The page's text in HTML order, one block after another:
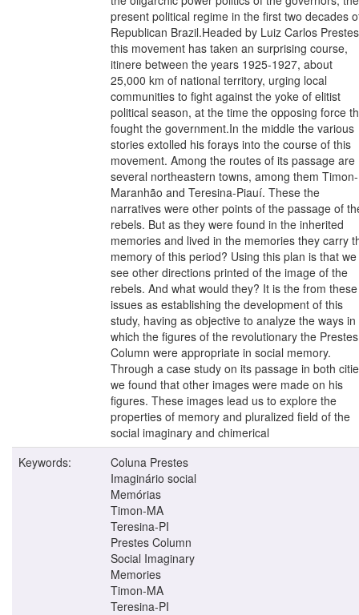
present political regime in the first two decades
Republican Brazil.Headed by Luiz Carlos
this movement has taken an surprising course,
itinere between the years 1925-1927, about
25,000 km of national territory, urging local
communities to fight against the yoke of elitist
political season, at the time the opposing force
fought the government.In the middle the various
stories extolled his forays into the course of this
movement. Among the routes of its passage are
several northeastern towns, among them Timon-
Maranhão and Teresina-Piauí. These the
narratives were other points of the passage of
rebels. But as they were found in the inherited
memories and lived in the memories they carry
memory of this period? Using this plan is that we
see other directions printed of the image of the
rebels. And what would they? It is the from these
issues as establishing the development of this
study, having as objective to analyze the ways in
which the figures of the revolutionary the Prestes
Column were appropriate in social memory.
Through a case study on its passage in both
we found that other images were made on his
figures. These images lead us to explore the
properties of memory and pluralized field of the
social imaginary and chimerical
Keywords:
Coluna Prestes
Imaginário social
Memórias
Timon-MA
Teresina-PI
Prestes Column
Social Imaginary
Memories
Timon-MA
Teresina-PI